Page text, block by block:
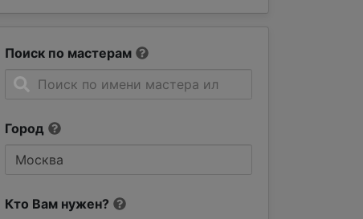
Поиск по мастерам
Город
Кто Вам нужен?